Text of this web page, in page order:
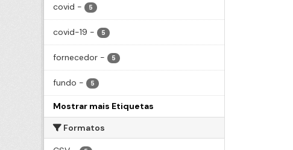
covid - 5
covid-19 - 5
fornecedor - 5
fundo - 5
Mostrar mais Etiquetas
Formatos